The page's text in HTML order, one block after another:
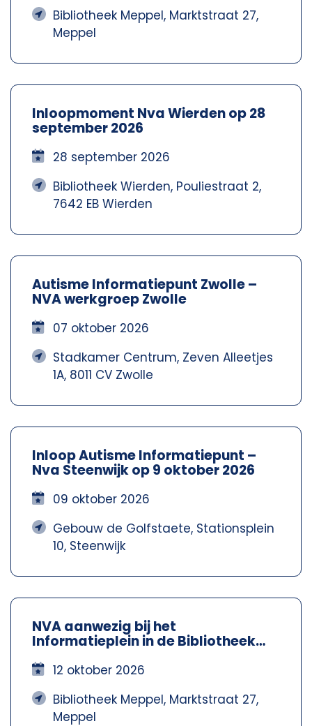
Bibliotheek Meppel, Marktstraat 27,
Meppel
Inloopmoment Nva Wierden op 28
september 2026
28 september 2026
Bibliotheek Wierden, Pouliestraat 2,
7642 EB Wierden
Autisme Informatiepunt Zwolle –
NVA werkgroep Zwolle
07 oktober 2026
Stadkamer Centrum, Zeven Alleetjes
1A, 8011 CV Zwolle
Inloop Autisme Informatiepunt –
Nva Steenwijk op 9 oktober 2026
09 oktober 2026
Gebouw de Golfstaete, Stationsplein
10, Steenwijk
NVA aanwezig bij het
Informatieplein in de Bibliotheek
Meppel
12 oktober 2026
Bibliotheek Meppel, Marktstraat 27,
Meppel